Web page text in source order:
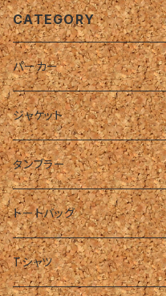
CATEGORY
パーカー
ジャケット
タンブラー
トートバッグ
Tシャツ